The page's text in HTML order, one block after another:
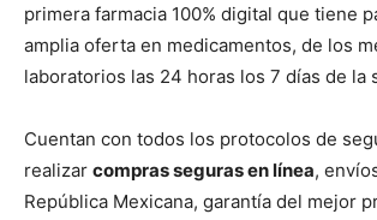
primera farmacia 100% digital que tiene
amplia oferta en medicamentos, de los
laboratorios las 24 horas los 7 días de la
Cuentan con todos los protocolos de
realizar compras seguras en línea,
República Mexicana, garantía del mejor